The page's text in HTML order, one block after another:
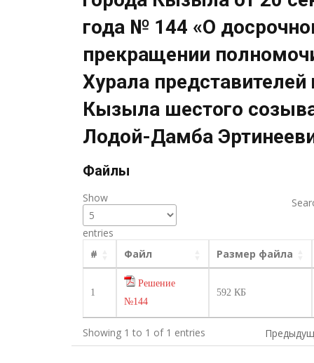
года № 144 «О
прекращении
Хурала представителей
Кызыла шестого
Лодой-Дамба
Файлы
Show
entries
# Файл Размер файла
1
Решение
№144
592 КБ
Showing 1 to 1 of 1 entries